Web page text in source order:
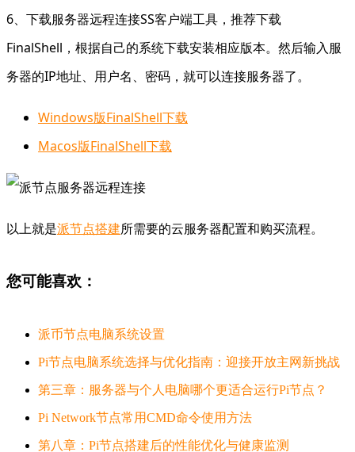
6、下载服务器远程连接SS客户端工具，推荐下载
FinalShell，根据自己的系统下载安装相应版本。然后输入服
务器的IP地址、用户名、密码，就可以连接服务器了。
Windows版FinalShell下载
Macos版FinalShell下载
以上就是派节点搭建所需要的云服务器配置和购买流程。
您可能喜欢：
派币节点电脑系统设置
Pi节点电脑系统选择与优化指南：迎接开放主网新挑战
第三章：服务器与个人电脑哪个更适合运行Pi节点？
Pi Network节点常用CMD命令使用方法
第八章：Pi节点搭建后的性能优化与健康监测